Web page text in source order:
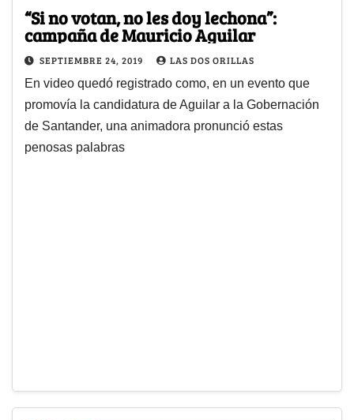
“Si no votan, no les doy lechona”:
campaña de Mauricio Aguilar
SEPTIEMBRE 24, 2019 LAS DOS ORILLAS
En video quedó registrado como, en un evento que
promovía la candidatura de Aguilar a la Gobernación
de Santander, una animadora pronunció estas
penosas palabras